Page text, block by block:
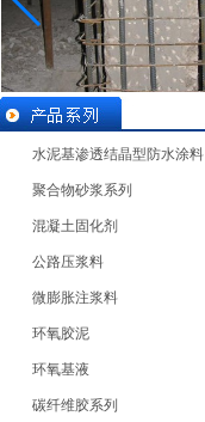
水泥基渗透结晶型防水涂料
聚合物砂浆系列
混凝土固化剂
公路压浆料
微膨胀注浆料
环氧胶泥
环氧基液
碳纤维胶系列
封缝胶